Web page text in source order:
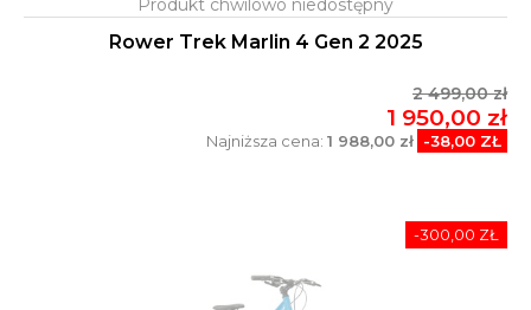
Rower Trek Marlin 4 Gen 2 2025
2 499,00 zł
1 950,00 zł
Najniższa cena: 1 988,00 zł -38,00 ZŁ
-300,00 ZŁ